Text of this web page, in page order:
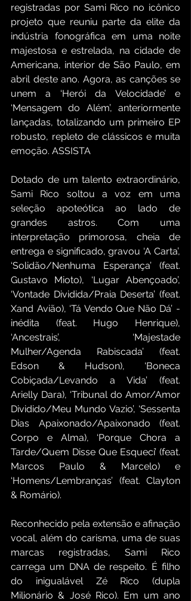
registradas por Sami Rico no icônico
projeto que reuniu parte da elite da
indústria fonográfica em uma noite
majestosa e estrelada, na cidade de
Americana, interior de São Paulo, em
abril deste ano. Agora, as canções se
unem a ‘Herói da Velocidade’ e
‘Mensagem do Além’, anteriormente
lançadas, totalizando um primeiro EP
robusto, repleto de clássicos e muita
emoção. ASSISTA
Dotado de um talento extraordinário,
Sami Rico soltou a voz em uma
seleção apoteótica ao lado de
grandes astros. Com uma
interpretação primorosa, cheia de
entrega e significado, gravou ‘A Carta’,
‘Solidão/Nenhuma Esperança’ (feat.
Gustavo Mioto), ‘Lugar Abençoado’,
‘Vontade Dividida/Praia Deserta’ (feat.
Xand Avião), ‘Tá Vendo Que Não Dá’ -
inédita (feat. Hugo Henrique),
‘Ancestrais’, ‘Majestade
Mulher/Agenda Rabiscada’ (feat.
Edson & Hudson), ‘Boneca
Cobiçada/Levando a Vida’ (feat.
Arielly Dara), ‘Tribunal do Amor/Amor
Dividido/Meu Mundo Vazio’, ‘Sessenta
Dias Apaixonado/Apaixonado (feat.
Corpo e Alma), ‘Porque Chora a
Tarde/Quem Disse Que Esqueci’ (feat.
Marcos Paulo & Marcelo) e
‘Homens/Lembranças’ (feat. Clayton
& Romário).
Reconhecido pela extensão e afinação
vocal, além do carisma, uma de suas
marcas registradas, Sami Rico
carrega um DNA de respeito. É filho
do inigualável Zé Rico (dupla
Milionário & José Rico). Em um ano